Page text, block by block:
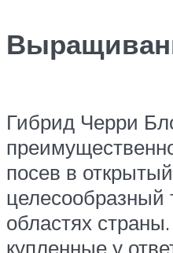
Гибрид Черри
посев в
областях
купленные у